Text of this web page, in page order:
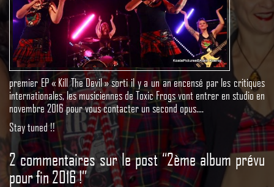
premier EP « Kill The Devil » sorti il y a un an encensé par les critiques
internationales, les musiciennes de Toxic Frogs vont entrer en studio en
novembre 2016 pour vous contacter un second opus….
Stay tuned !!
2 commentaires sur le post “2ème album prévu
pour fin 2016 !”